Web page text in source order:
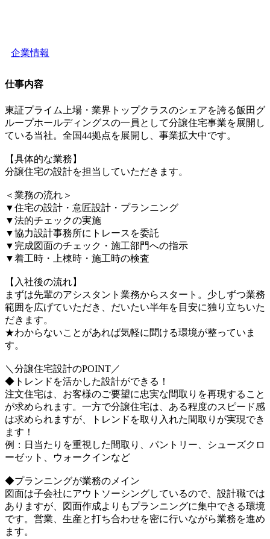
企業情報
仕事内容
東証プライム上場・業界トップクラスのシェアを誇る飯田グ
ループホールディングスの一員として分譲住宅事業を展開し
ている当社。全国44拠点を展開し、事業拡大中です。
【具体的な業務】
分譲住宅の設計を担当していただきます。
＜業務の流れ＞
▼住宅の設計・意匠設計・プランニング
▼法的チェックの実施
▼協力設計事務所にトレースを委託
▼完成図面のチェック・施工部門への指示
▼着工時・上棟時・施工時の検査
【入社後の流れ】
まずは先輩のアシスタント業務からスタート。少しずつ業務
範囲を広げていただき、だいたい半年を目安に独り立ちいた
だきます。
★わからないことがあれば気軽に聞ける環境が整っていま
す。
＼分譲住宅設計のPOINT／
◆トレンドを活かした設計ができる！
注文住宅は、お客様のご要望に忠実な間取りを再現すること
が求められます。一方で分譲住宅は、ある程度のスピード感
は求められますが、トレンドを取り入れた間取りが実現でき
ます！
例：日当たりを重視した間取り、パントリー、シューズクロ
ーゼット、ウォークインなど
◆プランニングが業務のメイン
図面は子会社にアウトソーシングしているので、設計職では
ありますが、図面作成よりもプランニングに集中できる環境
です。営業、生産と打ち合わせを密に行いながら業務を進め
ます。